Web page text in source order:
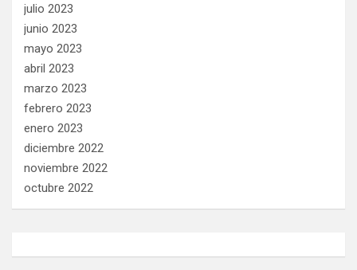
julio 2023
junio 2023
mayo 2023
abril 2023
marzo 2023
febrero 2023
enero 2023
diciembre 2022
noviembre 2022
octubre 2022